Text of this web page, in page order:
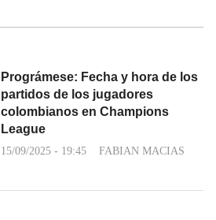
Prográmese: Fecha y hora de los
partidos de los jugadores
colombianos en Champions
League
15/09/2025 - 19:45 FABIAN MACIAS